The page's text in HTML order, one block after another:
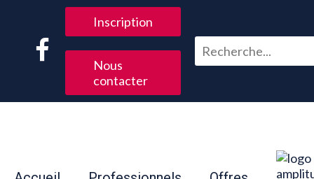
Inscription
Nous
contacter